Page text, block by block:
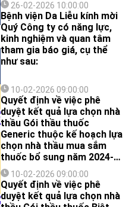
26-02-2026 10:00:00
Bệnh viện Da Liễu kính mời
Quý Công ty có năng lực,
kinh nghiệm và quan tâm
tham gia báo giá, cụ thể
như sau:
10-02-2026 09:00:00
Quyết định về việc phê
duyệt kết quả lựa chọn nhà
thầu Gói thầu thuốc
Generic thuộc kế hoạch lựa
chọn nhà thầu mua sắm
thuốc bổ sung năm 2024-
2025 (lần 13) của Bệnh viện
Da Liễu
10-02-2026 09:00:00
Quyết định về việc phê
duyệt kết quả lựa chọn nhà